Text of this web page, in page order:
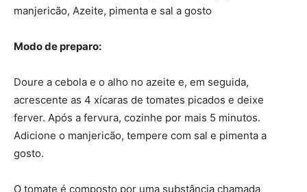
manjericão, Azeite, pimenta e sal a gosto
Modo de preparo:
Doure a cebola e o alho no azeite e, em seguida,
acrescente as 4 xícaras de tomates picados e deixe
ferver. Após a fervura, cozinhe por mais 5 minutos.
Adicione o manjericão, tempere com sal e pimenta a
gosto.
O tomate é composto por uma substância chamada